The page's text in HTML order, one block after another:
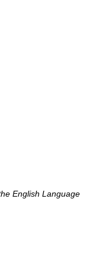
English Language